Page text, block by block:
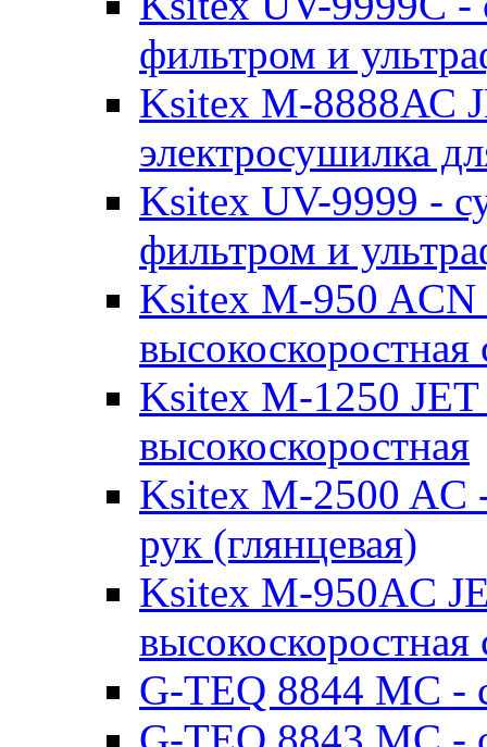
фильтром и
Ksitex M-8888АС
электрoсушилка
Ksitex UV-9999 -
фильтром и
Ksitex M-950 ACN
Ksitex M-1250
высокоскоростная
Ksitex M-2500 AC
рук (глянцевая)
Ksitex M-950AC
G-TEQ 8844 MC -